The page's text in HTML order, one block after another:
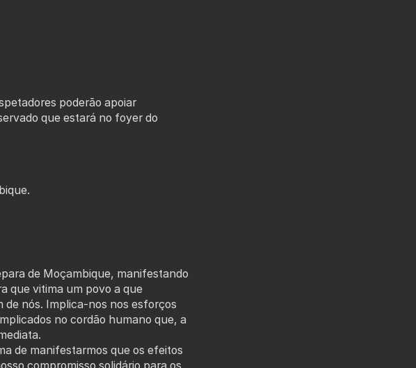
poderão apoiar
que estará no foyer do
de Moçambique, manifestando
que vitima um povo a que
nós. Implica-nos nos esforços
no cordão humano que, a
de manifestarmos que os efeitos